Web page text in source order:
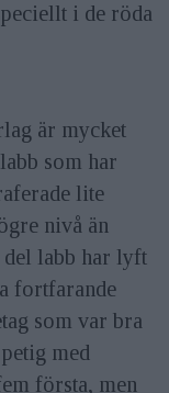
i de röda
är mycket
som har
lite
nivå än
labb har lyft
fortfarande
som var bra
med
första, men